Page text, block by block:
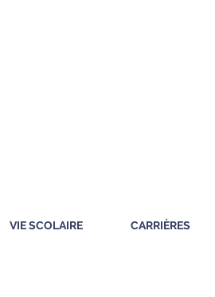
VIE SCOLAIRE CARRIÈRES